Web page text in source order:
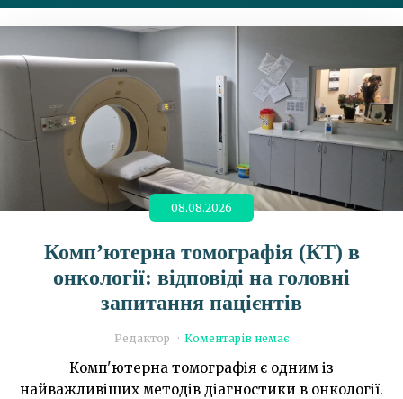
08.08.2026
Комп’ютерна томографія (КТ) в
онкології: відповіді на головні
запитання пацієнтів
Редактор Коментарів немає
Комп'ютерна томографія є одним із
найважливіших методів діагностики в онкології.